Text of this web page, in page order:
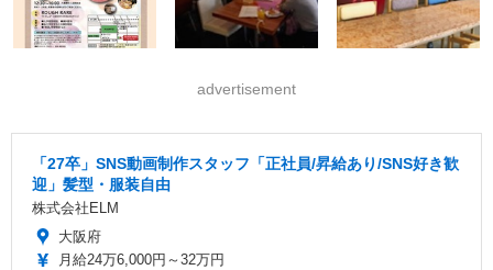
advertisement
「27卒」SNS動画制作スタッフ「正社員/昇給あり/SNS好き歓
迎」髪型・服装自由
株式会社ELM
大阪府
月給24万6,000円～32万円